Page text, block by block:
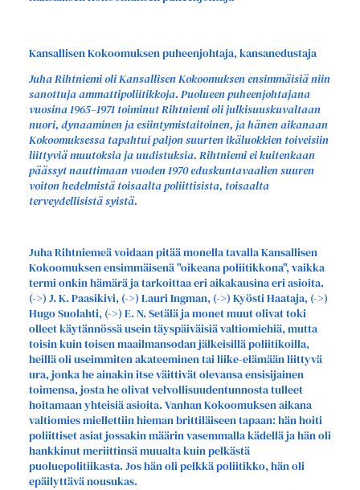
Kansallisen Kokoomuksen puheenjohtaja, kansanedustaja
Juha Rihtniemi oli Kansallisen Kokoomuksen ensimmäisiä niin
sanottuja ammattipoliitikkoja. Puolueen puheenjohtajana
vuosina 1965–1971 toiminut Rihtniemi oli julkisuuskuvaltaan
nuori, dynaaminen ja esiintymistaitoinen, ja hänen aikanaan
Kokoomuksessa tapahtui paljon suurten ikäluokkien toiveisiin
liittyviä muutoksia ja uudistuksia. Rihtniemi ei kuitenkaan
päässyt nauttimaan vuoden 1970 eduskuntavaalien suuren
voiton hedelmistä toisaalta poliittisista, toisaalta
terveydellisistä syistä.
Juha Rihtniemeä voidaan pitää monella tavalla Kansallisen
Kokoomuksen ensimmäisenä "oikeana poliitikkona", vaikka
termi onkin hämärä ja tarkoittaa eri aikakausina eri asioita.
(->) J. K. Paasikivi, (->) Lauri Ingman, (->) Kyösti Haataja, (->)
Hugo Suolahti, (->) E. N. Setälä ja monet muut olivat toki
olleet käytännössä usein täyspäiväisiä valtiomiehiä, mutta
toisin kuin toisen maailmansodan jälkeisillä poliitikoilla,
heillä oli useimmiten akateeminen tai liike-elämään liittyvä
ura, jonka he ainakin itse väittivät olevansa ensisijainen
toimensa, josta he olivat velvollisuudentunnosta tulleet
hoitamaan yhteisiä asioita. Vanhan Kokoomuksen aikana
valtiomies miellettiin hieman brittiläiseen tapaan: hän hoiti
poliittiset asiat jossakin määrin vasemmalla kädellä ja hän oli
hankkinut meriittinsä muualta kuin pelkästä
puoluepolitiikasta. Jos hän oli pelkkä poliitikko, hän oli
epäilyttävä nousukas.